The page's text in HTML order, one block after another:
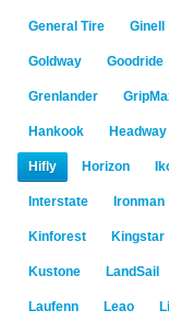
General Tire Ginell
Goldway Goodride
Grenlander
Hankook Headway
Hifly Horizon
Interstate Ironman
Kinforest Kingstar
Kustone LandSail
Laufenn Leao